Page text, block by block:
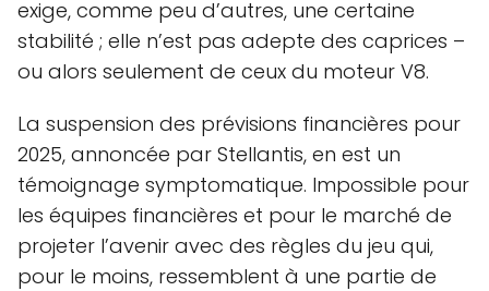
exige, comme peu d’autres, une certaine
stabilité ; elle n’est pas adepte des caprices –
ou alors seulement de ceux du moteur V8.
La suspension des prévisions financières pour
2025, annoncée par Stellantis, en est un
témoignage symptomatique. Impossible pour
les équipes financières et pour le marché de
projeter l’avenir avec des règles du jeu qui,
pour le moins, ressemblent à une partie de